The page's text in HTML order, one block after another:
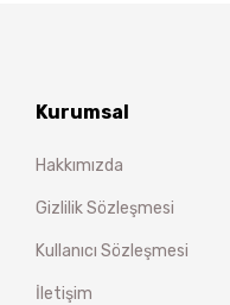
Kurumsal
Hakkımızda
Gizlilik Sözleşmesi
Kullanıcı Sözleşmesi
İletişim